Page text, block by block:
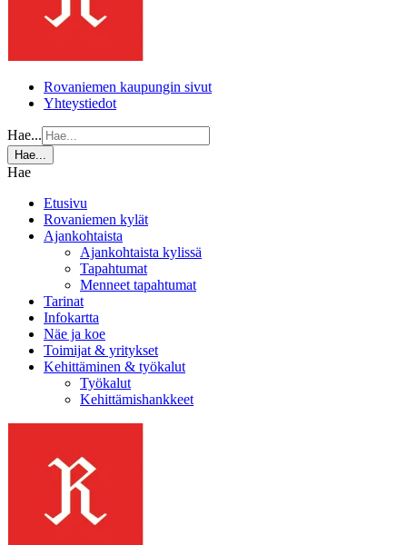
Rovaniemen kaupungin sivut
Yhteystiedot
Hae...
Hae...
Hae
Etusivu
Rovaniemen kylät
Ajankohtaista
Ajankohtaista kylissä
Tapahtumat
Menneet tapahtumat
Tarinat
Infokartta
Näe ja koe
Toimijat & yritykset
Kehittäminen & työkalut
Työkalut
Kehittämishankkeet